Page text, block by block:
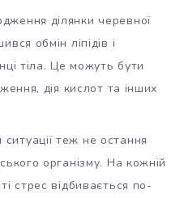
ділянки черевної
обмін ліпідів і
тіла. Це можуть бути
дія кислот та інших
теж не остання
організму. На кожній
стрес відбивається по-